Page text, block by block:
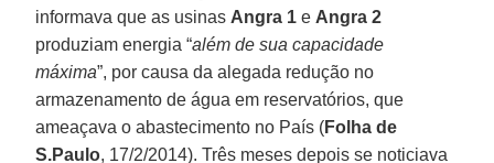
informava que as usinas Angra 1 e Angra 2
produziam energia “além de sua capacidade
máxima”, por causa da alegada redução no
armazenamento de água em reservatórios, que
ameaçava o abastecimento no País (Folha de
S.Paulo, 17/2/2014). Três meses depois se noticiava